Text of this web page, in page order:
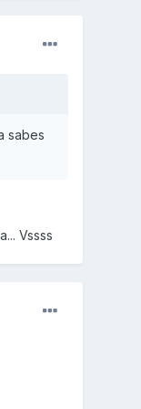
sabes
Vssss